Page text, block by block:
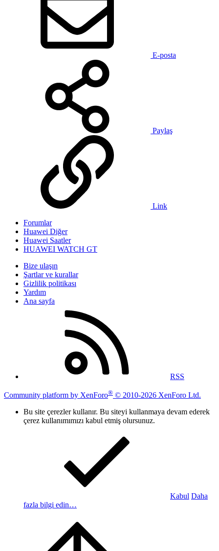
E-posta
Paylaş
Link
Forumlar
Huawei Diğer
Huawei Saatler
HUAWEI WATCH GT
Bize ulaşın
Şartlar ve kurallar
Gizlilik politikası
Yardım
Ana sayfa
RSS
Community platform by XenForo® © 2010-2026 XenForo Ltd.
Bu site çerezler kullanır. Bu siteyi kullanmaya devam ederek
çerez kullanımımızı kabul etmiş olursunuz.
Kabul Daha
fazla bilgi edin…